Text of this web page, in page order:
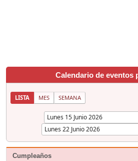
Calendario de eventos
LISTA MES SEMANA
Cumpleaños